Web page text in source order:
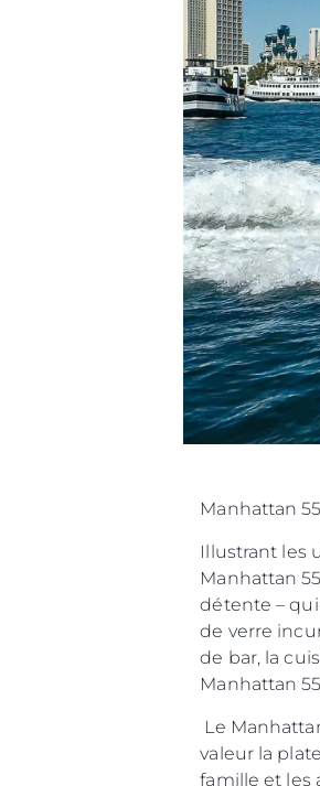
Manhattan 55
Illustrant les
Manhattan
détente –
de verre
de bar, la
Manhattan
Le
valeur la
famille et les